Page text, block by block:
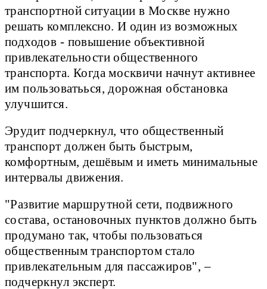
транспортной ситуации в Москве нужно
решать комплексно. И один из возможных
подходов - повышение объективной
привлекательности общественного
транспорта. Когда москвичи начнут активнее
им пользоватьься, дорожная обстановка
улучшится.
Эрудит подчеркнул, что общественный
транспорт должен быть быстрым,
комфортным, дешёвым и иметь минимальные
интервалы движения.
"Развитие маршрутной сети, подвижного
состава, остановочных пунктов должно быть
продумано так, чтобы пользоваться
общественным транспортом стало
привлекательным для пассажиров", –
подчеркнул эксперт.